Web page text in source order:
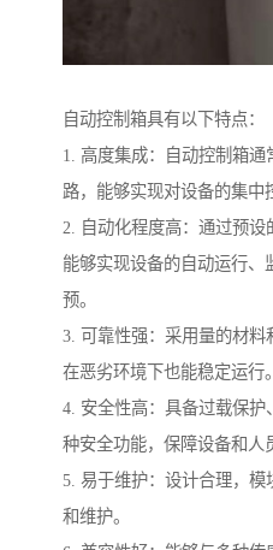
自动控制箱具有以下特点：
1. 高度集成：自动控制箱
路，能够实现对设备的集中
2. 自动化程度高：通过预
能够实现设备的自动运行、
预。
3. 可靠性强：采用量的材
在恶劣环境下也能稳定运行。
4. 安全性高：具备过载保
种安全功能，保障设备和人
5. 易于维护：设计合理，
和维护。